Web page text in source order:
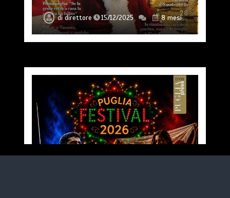
didirettore 15/12/2025 8 mesi